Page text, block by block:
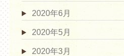
2020年6月
2020年5月
2020年3月